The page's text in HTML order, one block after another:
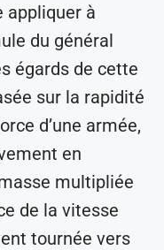
appliquer à
du général
égards de cette
sur la rapidité
d’une armée,
en
multipliée
de la vitesse
tournée vers